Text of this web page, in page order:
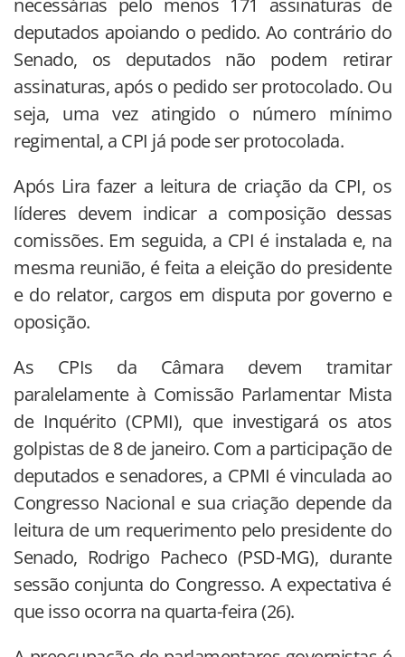
deputados apoiando o pedido. Ao contrário do
Senado, os deputados não podem retirar
assinaturas, após o pedido ser protocolado. Ou
seja, uma vez atingido o número mínimo
regimental, a CPI já pode ser protocolada.
Após Lira fazer a leitura de criação da CPI, os
líderes devem indicar a composição dessas
comissões. Em seguida, a CPI é instalada e, na
mesma reunião, é feita a eleição do presidente
e do relator, cargos em disputa por governo e
oposição.
As CPIs da Câmara devem tramitar
paralelamente à Comissão Parlamentar Mista
de Inquérito (CPMI), que investigará os atos
golpistas de 8 de janeiro. Com a participação de
deputados e senadores, a CPMI é vinculada ao
Congresso Nacional e sua criação depende da
leitura de um requerimento pelo presidente do
Senado, Rodrigo Pacheco (PSD-MG), durante
sessão conjunta do Congresso. A expectativa é
que isso ocorra na quarta-feira (26).